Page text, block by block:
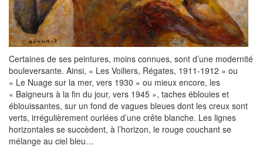
Certaines de ses peintures, moins connues, sont d’une modernité
bouleversante. Ainsi, « Les Voiliers, Régates, 1911-1912 » ou
« Le Nuage sur la mer, vers 1930 » ou mieux encore, les
« Baigneurs à la fin du jour, vers 1945 », taches éblouies et
éblouissantes, sur un fond de vagues bleues dont les creux sont
verts, irrégulièrement ourlées d’une crête blanche. Les lignes
horizontales se succèdent, à l’horizon, le rouge couchant se
mélange au ciel bleu…